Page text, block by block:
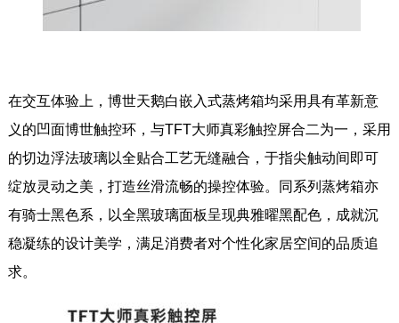
在交互体验上，博世天鹅白嵌入式蒸烤箱均采用具有革新意
义的凹面博世触控环，与TFT大师真彩触控屏合二为一，采用
的切边浮法玻璃以全贴合工艺无缝融合，于指尖触动间即可
绽放灵动之美，打造丝滑流畅的操控体验。同系列蒸烤箱亦
有骑士黑色系，以全黑玻璃面板呈现典雅曜黑配色，成就沉
稳凝练的设计美学，满足消费者对个性化家居空间的品质追
求。